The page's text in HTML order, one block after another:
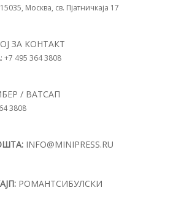
Москва, св. Пјатничкаја 17
ЗА КОНТАКТ
: +7 495 364 3808
/ ВАТСАП
3808
INFO@MINIPRESS.RU
РОМАНТСИБУЛСКИ